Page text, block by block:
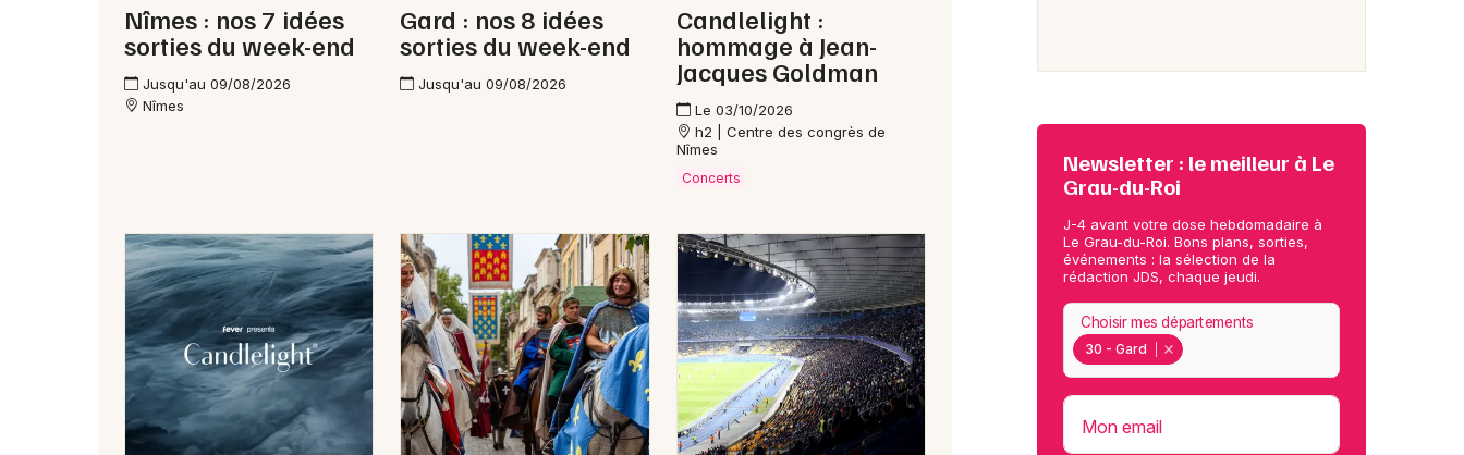
Actus au Grau-du-Roi
Magazine au Grau-du-Roi
30 - Gard
Choisir mes départements
Nîmes : nos 7 idées
sorties du week-end
Jusqu'au 09/08/2026
Nîmes
Gard : nos 8 idées
sorties du week-end
Jusqu'au 09/08/2026
Candlelight :
hommage à Jean-
Jacques Goldman
Le 03/10/2026
h2 | Centre des congrès de
Nîmes
Concerts
Newsletter : le meilleur à Le
Grau-du-Roi
J-4 avant votre dose hebdomadaire à
Le Grau-du-Roi. Bons plans, sorties,
événements : la sélection de la
rédaction JDS, chaque jeudi.
30 - Gard
Choisir mes départements
Mon email